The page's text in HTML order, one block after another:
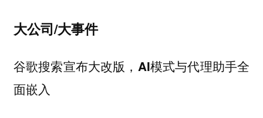
大公司/大事件
谷歌搜索宣布大改版，AI模式与代理助手全
面嵌入